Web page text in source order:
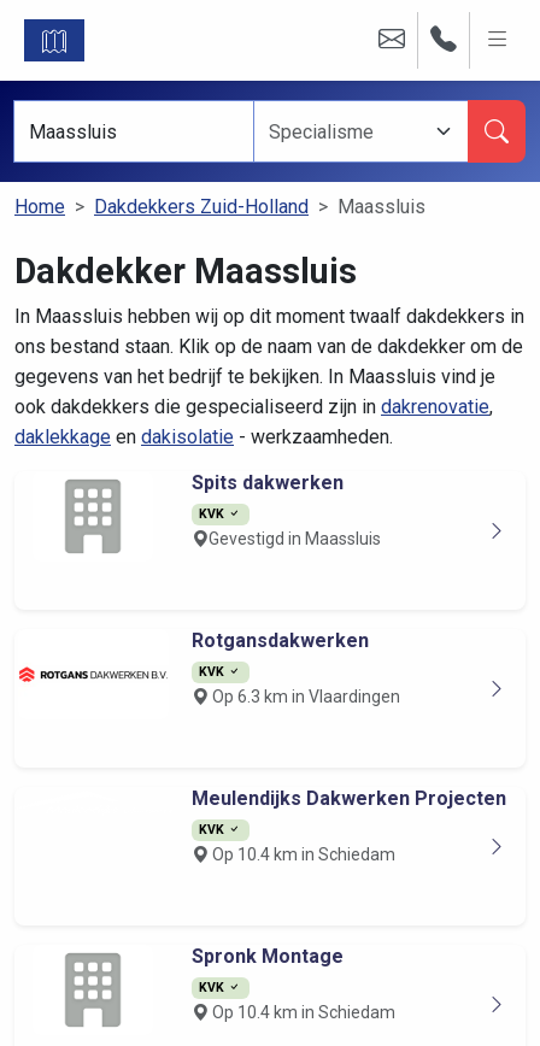
Home Dakdekkers Zuid-Holland Maassluis
Dakdekker Maassluis
In Maassluis hebben wij op dit moment twaalf dakdekkers in
ons bestand staan. Klik op de naam van de dakdekker om de
gegevens van het bedrijf te bekijken. In Maassluis vind je
ook dakdekkers die gespecialiseerd zijn in dakrenovatie,
daklekkage en dakisolatie - werkzaamheden.
Spits dakwerken
KVK
Gevestigd in Maassluis
Rotgansdakwerken
KVK
Op 6.3 km in Vlaardingen
Meulendijks Dakwerken Projecten
KVK
Op 10.4 km in Schiedam
Spronk Montage
KVK
Op 10.4 km in Schiedam